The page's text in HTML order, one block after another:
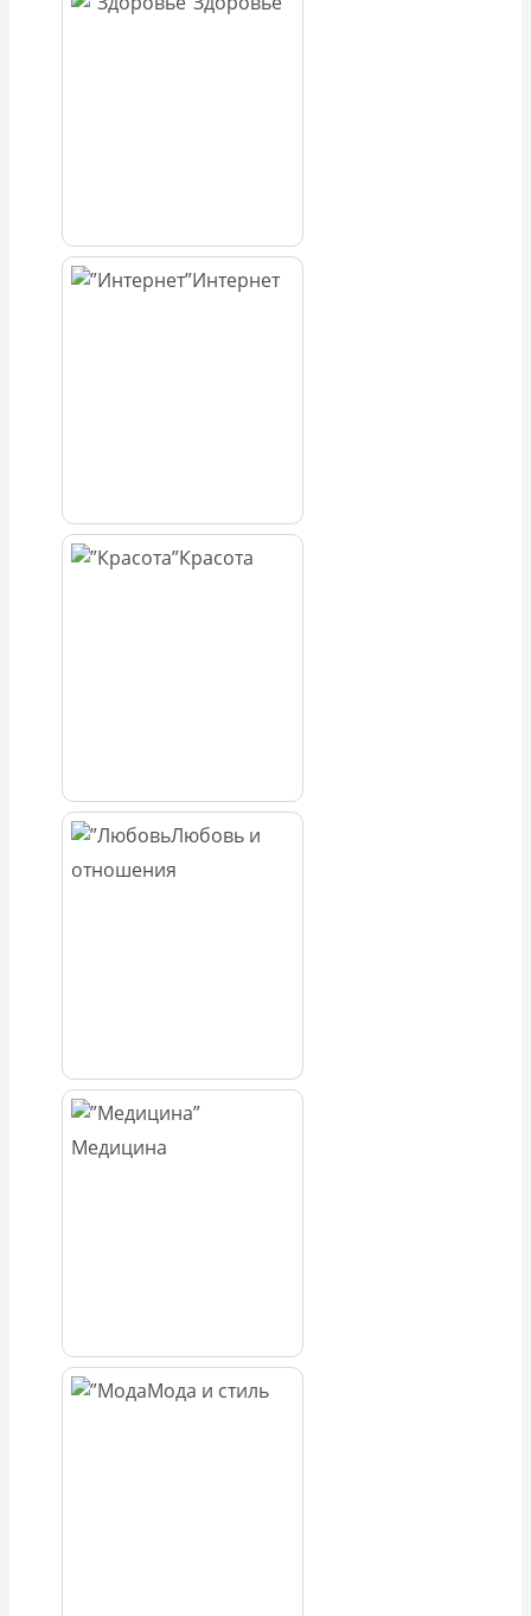
Интернет
Красота
Любовь и
отношения
Медицина
Мода и стиль